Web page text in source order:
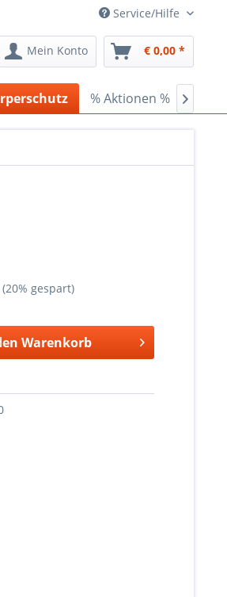
Service/Hilfe
Mein Konto € 0,00 *
% Aktionen % 
(20% gespart)
Warenkorb